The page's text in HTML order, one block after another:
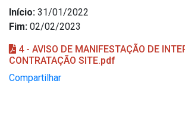
Início: 31/01/2022
Fim: 02/02/2023
4 - AVISO DE MANIFESTAÇÃO DE
CONTRATAÇÃO SITE.pdf
Compartilhar